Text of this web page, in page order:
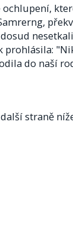
do naší
straně